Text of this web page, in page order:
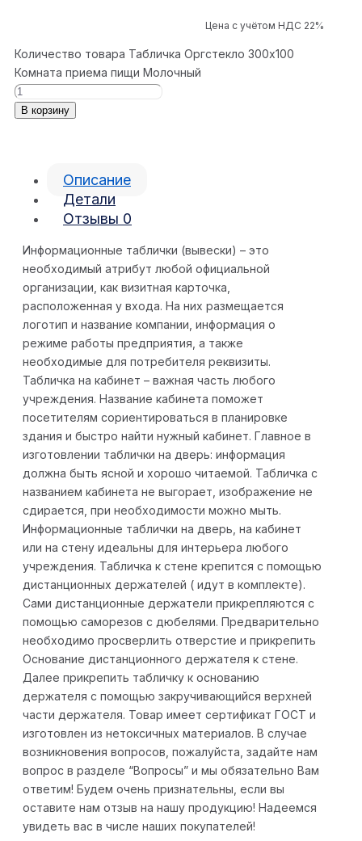
Цена с учётом НДС 22%
Количество товара Табличка Оргстекло 300x100
Комната приема пищи Молочный
В корзину
Описание
Детали
Отзывы 0
Информационные таблички (вывески) – это
необходимый атрибут любой официальной
организации, как визитная карточка,
расположенная у входа. На них размещается
логотип и название компании, информация о
режиме работы предприятия, а также
необходимые для потребителя реквизиты.
Табличка на кабинет – важная часть любого
учреждения. Название кабинета поможет
посетителям сориентироваться в планировке
здания и быстро найти нужный кабинет. Главное в
изготовлении таблички на дверь: информация
должна быть ясной и хорошо читаемой. Табличка с
названием кабинета не выгорает, изображение не
сдирается, при необходимости можно мыть.
Информационные таблички на дверь, на кабинет
или на стену идеальны для интерьера любого
учреждения. Табличка к стене крепится с помощью
дистанционных держателей ( идут в комплекте).
Сами дистанционные держатели прикрепляются с
помощью саморезов с дюбелями. Предварительно
необходимо просверлить отверстие и прикрепить
Основание дистанционного держателя к стене.
Далее прикрепить табличку к основанию
держателя с помощью закручивающийся верхней
части держателя. Товар имеет сертификат ГОСТ и
изготовлен из нетоксичных материалов. В случае
возникновения вопросов, пожалуйста, задайте нам
вопрос в разделе “Вопросы” и мы обязательно Вам
ответим! Будем очень признательны, если вы
оставите нам отзыв на нашу продукцию! Надеемся
увидеть вас в числе наших покупателей!